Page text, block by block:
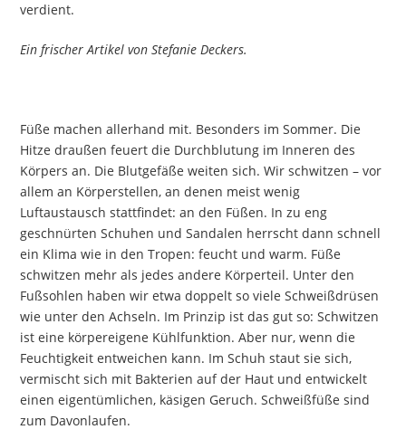
verdient.
Ein frischer Artikel von Stefanie Deckers.
Füße machen allerhand mit. Besonders im Sommer. Die
Hitze draußen feuert die Durchblutung im Inneren des
Körpers an. Die Blutgefäße weiten sich. Wir schwitzen – vor
allem an Körperstellen, an denen meist wenig
Luftaustausch stattfindet: an den Füßen. In zu eng
geschnürten Schuhen und Sandalen herrscht dann schnell
ein Klima wie in den Tropen: feucht und warm. Füße
schwitzen mehr als jedes andere Körperteil. Unter den
Fußsohlen haben wir etwa doppelt so viele Schweißdrüsen
wie unter den Achseln. Im Prinzip ist das gut so: Schwitzen
ist eine körpereigene Kühlfunktion. Aber nur, wenn die
Feuchtigkeit entweichen kann. Im Schuh staut sie sich,
vermischt sich mit Bakterien auf der Haut und entwickelt
einen eigentümlichen, käsigen Geruch. Schweißfüße sind
zum Davonlaufen.